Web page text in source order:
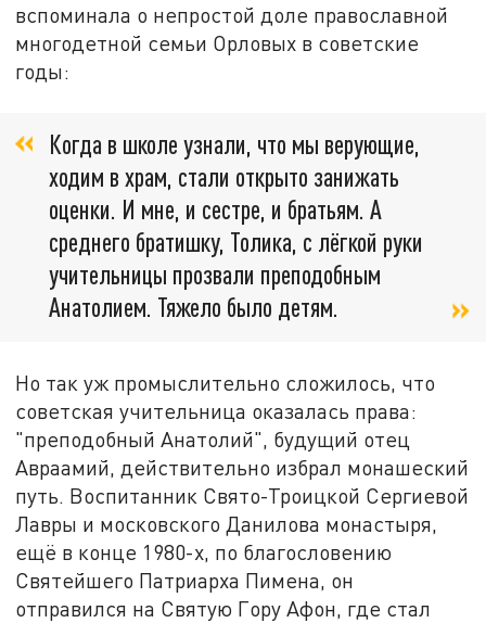
вспоминала о непростой доле православной
многодетной семьи Орловых в советские
годы:
Когда в школе узнали, что мы верующие,
ходим в храм, стали открыто занижать
оценки. И мне, и сестре, и братьям. А
среднего братишку, Толика, с лёгкой руки
учительницы прозвали преподобным
Анатолием. Тяжело было детям.
Но так уж промыслительно сложилось, что
советская учительница оказалась права:
"преподобный Анатолий", будущий отец
Авраамий, действительно избрал монашеский
путь. Воспитанник Свято-Троицкой Сергиевой
Лавры и московского Данилова монастыря,
ещё в конце 1980-х, по благословению
Святейшего Патриарха Пимена, он
отправился на Святую Гору Афон, где стал